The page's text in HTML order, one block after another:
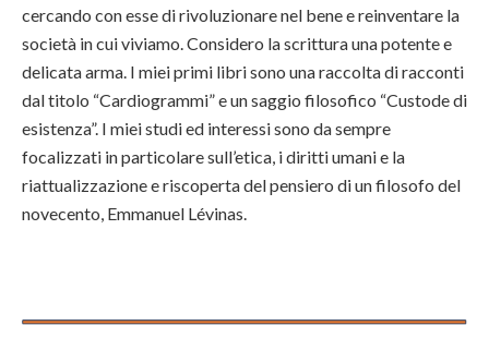
cercando con esse di rivoluzionare nel bene e reinventare la
società in cui viviamo. Considero la scrittura una potente e
delicata arma. I miei primi libri sono una raccolta di racconti
dal titolo “Cardiogrammi” e un saggio filosofico “Custode di
esistenza”. I miei studi ed interessi sono da sempre
focalizzati in particolare sull’etica, i diritti umani e la
riattualizzazione e riscoperta del pensiero di un filosofo del
novecento, Emmanuel Lévinas.